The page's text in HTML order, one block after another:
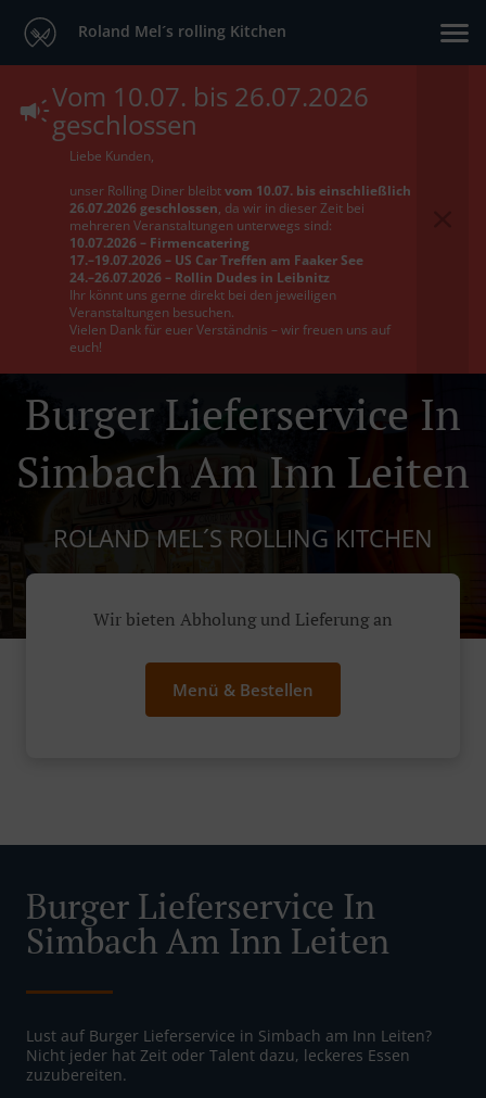
Roland Mel´s rolling Kitchen
Vom 10.07. bis 26.07.2026
geschlossen
Liebe Kunden,
unser Rolling Diner bleibtvom 10.07. bis einschließlich
26.07.2026 geschlossen, da wir in dieser Zeit bei
mehreren Veranstaltungen unterwegs sind:
10.07.2026 – Firmencatering
17.–19.07.2026 – US Car Treffen am Faaker See
24.–26.07.2026 – Rollin Dudes in Leibnitz
Ihr könnt uns gerne direkt bei den jeweiligen
Veranstaltungen besuchen.
Vielen Dank für euer Verständnis – wir freuen uns auf
euch!
Burger Lieferservice In
Simbach Am Inn Leiten
ROLAND MEL´S ROLLING KITCHEN
Wir bieten Abholung und Lieferung an
Menü & Bestellen
Burger Lieferservice In
Simbach Am Inn Leiten
Lust auf Burger Lieferservice in Simbach am Inn Leiten?
Nicht jeder hat Zeit oder Talent dazu, leckeres Essen
zuzubereiten.